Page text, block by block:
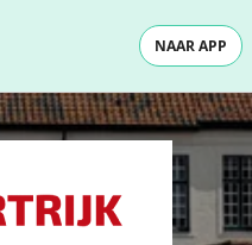
NAAR APP